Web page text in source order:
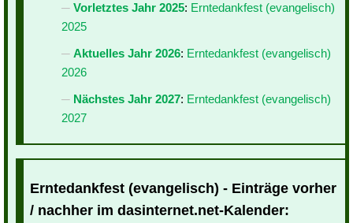
Vorletztes Jahr 2025: Erntedankfest (evangelisch)
2025
Aktuelles Jahr 2026: Erntedankfest (evangelisch)
2026
Nächstes Jahr 2027: Erntedankfest (evangelisch)
2027
Erntedankfest (evangelisch) - Einträge vorher
/ nachher im dasinternet.net-Kalender: